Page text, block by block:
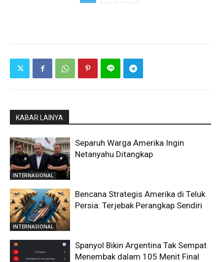
KABAR LAINYA
INTERNASIONAL
Separuh Warga Amerika Ingin
Netanyahu Ditangkap
INTERNASIONAL
Bencana Strategis Amerika di Teluk
Persia: Terjebak Perangkap Sendiri
Spanyol Bikin Argentina Tak Sempat
Menembak dalam 105 Menit Final